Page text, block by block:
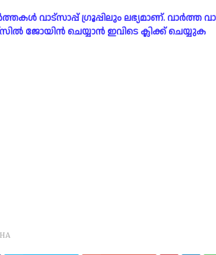
വാട്സാപ്പ് ഗ്രൂപ്പിലും ലഭ്യമാണ്. വാർത്ത
ജോയിൻ ചെയ്യാൻ ഇവിടെ ക്ലിക്ക് ചെയ്യുക